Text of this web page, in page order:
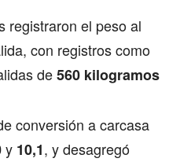
registraron el peso al
con registros como
de560 kilogramos
conversión a carcasa
y 10,1, y desagregó